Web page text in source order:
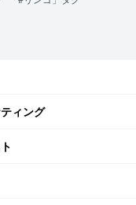
ィング